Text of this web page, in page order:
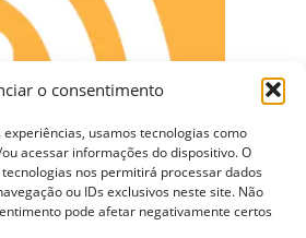
o consentimento
usamos tecnologias como
acessar informações do dispositivo. O
nos permitirá processar dados
ou IDs exclusivos neste site. Não
pode afetar negativamente certos